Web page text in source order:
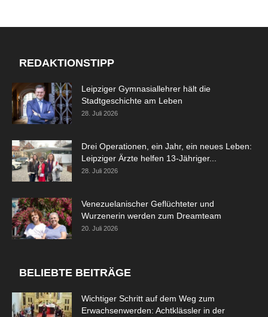
REDAKTIONSTIPP
Leipziger Gymnasiallehrer hält die
Stadtgeschichte am Leben
28. Juli 2026
Drei Operationen, ein Jahr, ein neues Leben:
Leipziger Ärzte helfen 13-Jähriger...
28. Juli 2026
Venezuelanischer Geflüchteter und
Wurzenerin werden zum Dreamteam
20. Juli 2026
BELIEBTE BEITRÄGE
Wichtiger Schritt auf dem Weg zum
Erwachsenwerden: Achtklässler in der